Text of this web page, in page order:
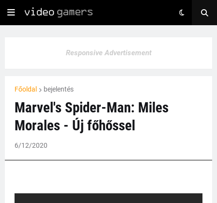
Responsive Advertisement
Főoldal bejelentés
Marvel's Spider-Man: Miles
Morales - Új főhőssel
6/12/2020